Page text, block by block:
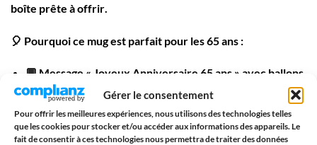
Gérer le consentement
Pour offrir les meilleures expériences, nous utilisons des technologies telles
que les cookies pour stocker et/ou accéder aux informations des appareils. Le
fait de consentir à ces technologies nous permettra de traiter des données
boîte prête à offrir
🎈 Pourquoi ce mug est parfait pour les 65 ans :
💬 Message « Joyeux Anniversaire 65 ans » avec ballons
festifs
☕ Contenance 330 ml, idéale pour le café ou le thé